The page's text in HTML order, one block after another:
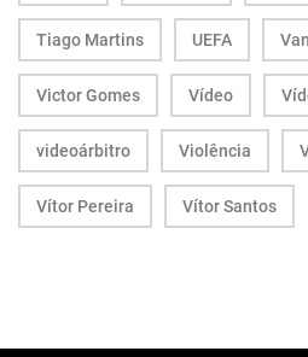
Tiago Martins UEFA
Victor Gomes Vídeo
videoárbitro Violência
Vítor Pereira Vítor Santos